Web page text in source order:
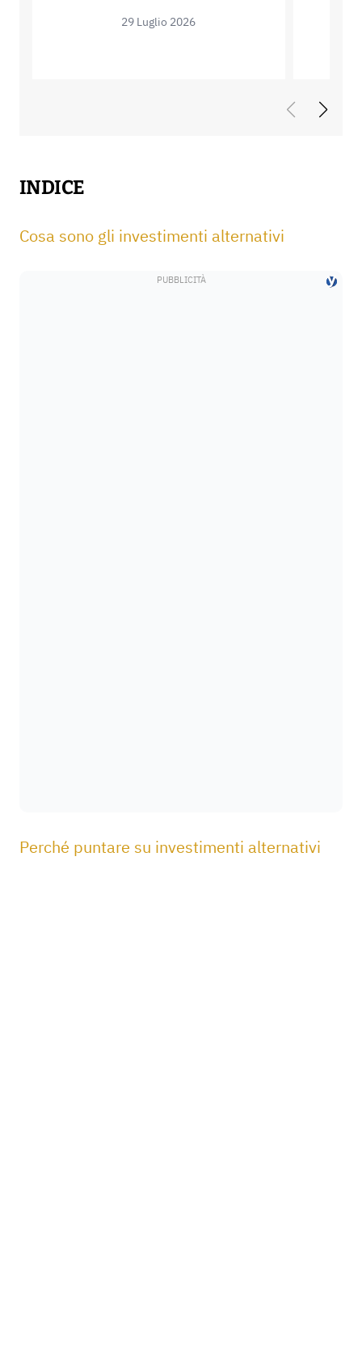
29 Luglio 2026
INDICE
Cosa sono gli investimenti alternativi
Perché puntare su investimenti alternativi